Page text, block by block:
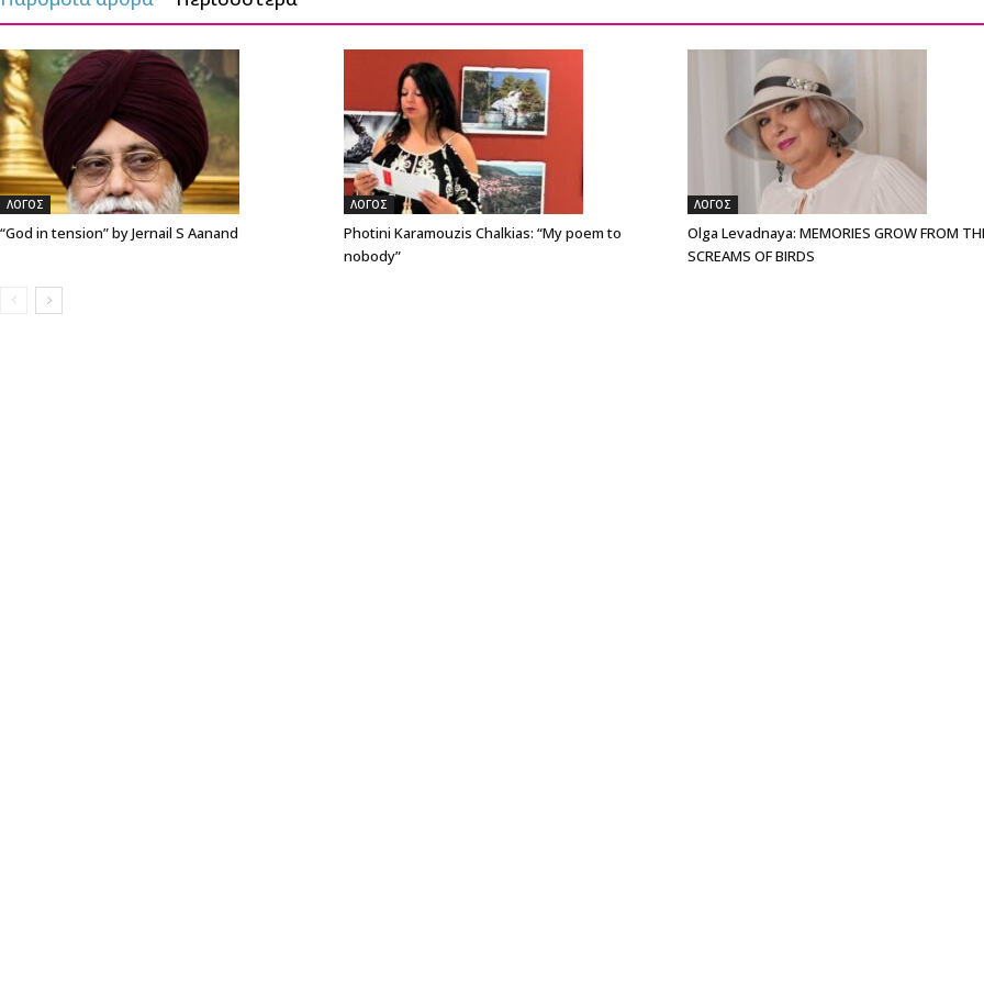
ΛΟΓΟΣ
“God in tension” by Jernail S Aanand
ΛΟΓΟΣ
Photini Karamouzis Chalkias: “My poem to
nobody”
ΛΟΓΟΣ
Olga Levadnaya: MEMORIES GROW FROM
SCREAMS OF BIRDS